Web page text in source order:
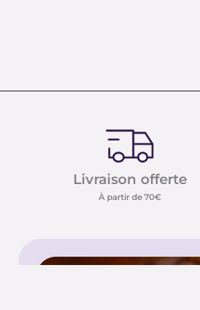
Livraison offerte
À partir de 70€